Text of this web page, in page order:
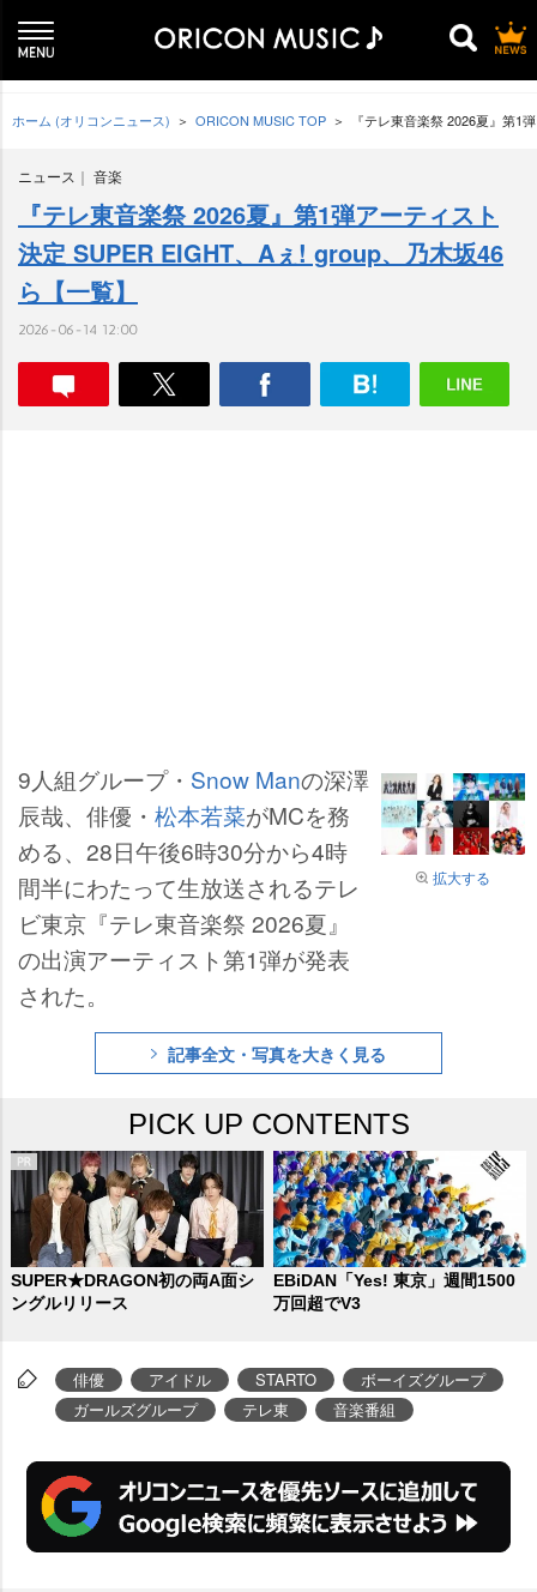
ホーム (オリコンニュース) ORICON MUSIC TOP 『テレ東音楽祭 2026夏』第1
ニュース 音楽
『テレ東音楽祭 2026夏』第1弾アーティスト
決定 SUPER EIGHT、Aぇ! group、乃木坂46
ら【一覧】
2026-06-14 12:00
拡大する
9人組グループ・ Snow Manの深澤
辰哉、俳優・ 松本若菜がMCを務
める、28日午後6時30分から4時
間半にわたって生放送されるテレ
ビ東京『テレ東音楽祭 2026夏』
の出演アーティスト第1弾が発表
された。
記事全文・写真を大きく見る
PICK UP CONTENTS
SUPER★DRAGON初の両A面シ
ングルリリース
EBiDAN「Yes! 東京」週間1500
万回超でV3
俳優 アイドル STARTO
ボーイズグループ
ガールズグループ
テレ東 音楽番組